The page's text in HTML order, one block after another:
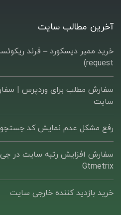
آخرین مطالب سایت
request)
سفارش مطلب برای وردپرس |‌
سایت
رفع مشکل عدم نمایش کد
سفارش افزایش رتبه سایت در
Gtmetrix
خرید بازدید کننده خارجی سایت